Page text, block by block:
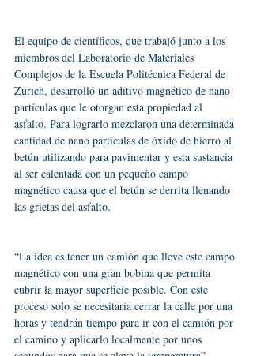
El equipo de científicos, que trabajó junto a los
miembros del Laboratorio de Materiales
Complejos de la Escuela Politécnica Federal de
Zúrich, desarrolló un aditivo magnético de nano
partículas que le otorgan esta propiedad al
asfalto. Para lograrlo mezclaron una determinada
cantidad de nano partículas de óxido de hierro al
betún utilizando para pavimentar y esta sustancia
al ser calentada con un pequeño campo
magnético causa que el betún se derrita llenando
las grietas del asfalto.
“La idea es tener un camión que lleve este campo
magnético con una gran bobina que permita
cubrir la mayor superficie posible. Con este
proceso solo se necesitaría cerrar la calle por una
horas y tendrán tiempo para ir con el camión por
el camino y aplicarlo localmente por unos